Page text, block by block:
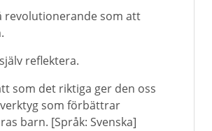
revolutionerande som att
reflektera.
som det riktiga ger den oss
som förbättrar
barn. [Språk: Svenska]